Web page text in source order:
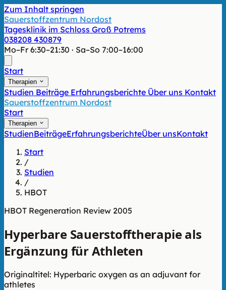
Zum Inhalt springen
Sauerstoffzentrum Nordost
Tagesklinik im Schloss Groß Potrems
038208 430879
Mo–Fr 6:30–21:30 · Sa–So 7:00–16:00
Start
Therapien
Studien Beiträge Erfahrungsberichte Über uns Kontakt
Sauerstoffzentrum Nordost
Start
Therapien
StudienBeiträgeErfahrungsberichteÜber unsKontakt
Start
/
Studien
/
HBOT
HBOT Regeneration Review 2005
Hyperbare Sauerstofftherapie als
Ergänzung für Athleten
Originaltitel: Hyperbaric oxygen as an adjuvant for
athletes